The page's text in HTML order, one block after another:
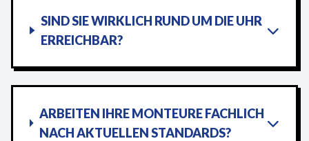
SIND SIE WIRKLICH RUND UM DIE UHR
ERREICHBAR?
ARBEITEN IHRE MONTEURE FACHLICH
NACH AKTUELLEN STANDARDS?